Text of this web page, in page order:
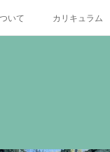
いて カリキュラム